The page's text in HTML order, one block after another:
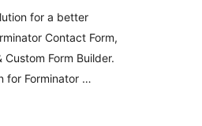
for a better
Contact Form,
Custom Form Builder.
for Forminator …